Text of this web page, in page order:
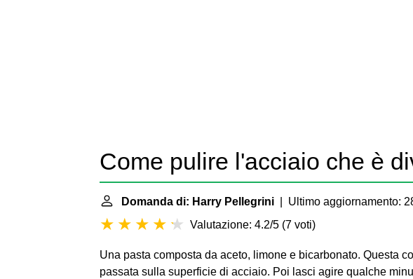
Come pulire l'acciaio che è
Domanda di: Harry Pellegrini | Ultimo aggiornamento:
Valutazione: 4.2/5 (7 voti)
Una pasta composta da aceto, limone e bicarbonato. Questa
passata sulla superficie di acciaio. Poi lasci agire qualche